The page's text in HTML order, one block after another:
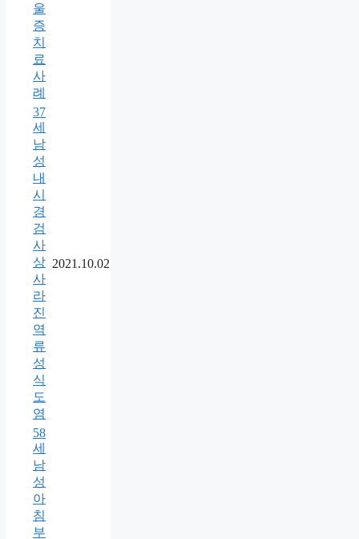
울
증
치
료
사
례
37
세
남
성
내
시
경
검
사
상
사
라
진
역
류
성
식
도
염
2021.10.02
58
세
남
성
아
침
부